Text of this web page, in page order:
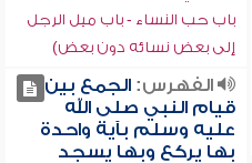
باب حب النساء - باب ميل الرجل
إلى بعض نسائه دون بعض)
الفهرس:الجمع بين
قيام النبي صلى الله
عليه وسلم بآية واحدة
بها يركع وبها يسجد